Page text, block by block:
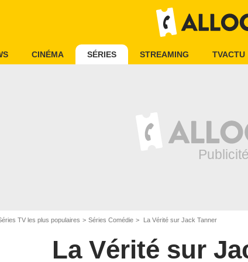
CINÉMA SÉRIES STREAMING TVACTU
TV les plus populaires Séries Comédie La Vérité sur Jack Tanner
La Vérité sur